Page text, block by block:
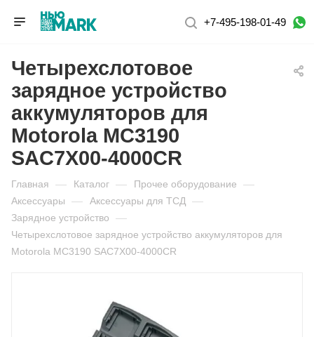
+7-495-198-01-49
Четырехслотовое
зарядное устройство
аккумуляторов для
Motorola MC3190
SAC7X00-4000CR
Главная — Каталог — Прочее оборудование —
Аксессуары — Аксессуары для ТСД —
Зарядное устройство —
Четырехслотовое зарядное устройство аккумуляторов для
Motorola MC3190 SAC7X00-4000CR